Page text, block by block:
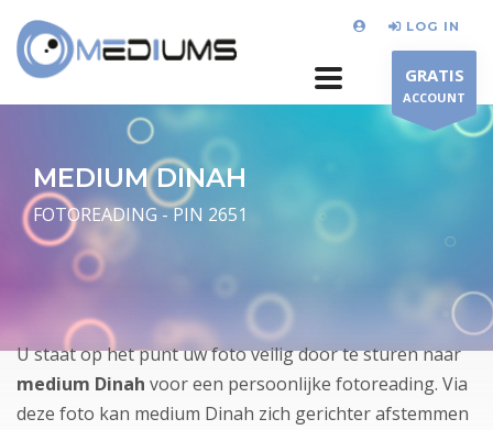
LOG IN
GRATIS
ACCOUNT
MEDIUM DINAH
FOTOREADING - PIN 2651
U staat op het punt uw foto veilig door te sturen naar
medium Dinah voor een persoonlijke fotoreading. Via
deze foto kan medium Dinah zich gerichter afstemmen